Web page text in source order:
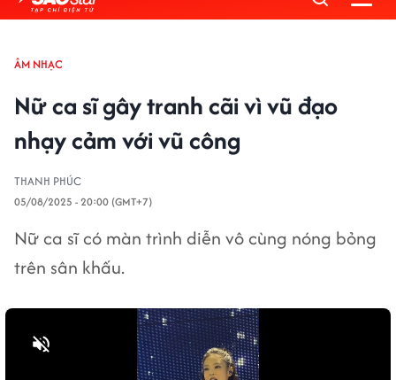
ÂM NHẠC
Nữ ca sĩ gây tranh cãi vì vũ đạo
nhạy cảm với vũ công
THANH PHÚC
05/08/2025 - 20:00 (GMT+7)
Nữ ca sĩ có màn trình diễn vô cùng nóng bỏng
trên sân khấu.